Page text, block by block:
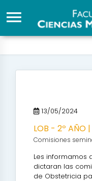
13/05/2024
LOB - 2º AÑO |
Comisiones
Les informamos
dictaran las
de Obstetricia